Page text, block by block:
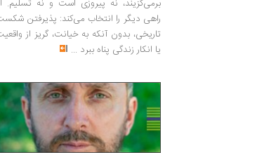
برمی‌گزیند، نه پیروزی است و نه تسلیم.
راهی دیگر را انتخاب می‌کند: پذیرفتن
تاریخی، بدون آنکه به خیانت، گریز از
یا انکار زندگی پناه ببرد ...